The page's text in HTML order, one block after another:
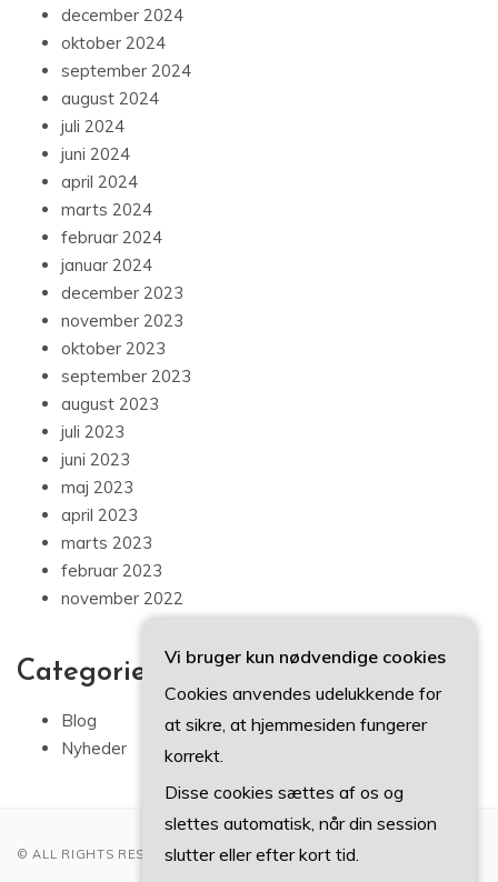
december 2024
oktober 2024
september 2024
august 2024
juli 2024
juni 2024
april 2024
marts 2024
februar 2024
januar 2024
december 2023
november 2023
oktober 2023
september 2023
august 2023
juli 2023
juni 2023
maj 2023
april 2023
marts 2023
februar 2023
november 2022
Categories
Blog
Nyheder
© ALL RIGHTS RESERVED 2022
Vi bruger kun nødvendige cookies
Cookies anvendes udelukkende for
at sikre, at hjemmesiden fungerer
korrekt.
Disse cookies sættes af os og
slettes automatisk, når din session
slutter eller efter kort tid.